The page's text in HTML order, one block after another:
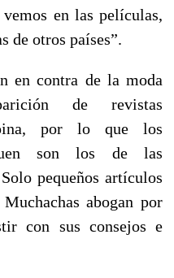
en las películas,
de otros países”.
en contra de la moda
de revistas
por lo que los
son los de las
pequeños artículos
abogan por
con sus consejos e